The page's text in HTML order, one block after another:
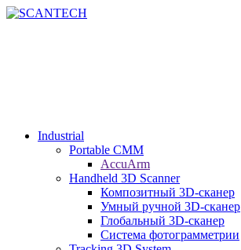
Industrial
Portable CMM
AccuArm
Handheld 3D Scanner
Композитный 3D-сканер
Умный ручной 3D-сканер
Глобальный 3D-сканер
Система фотограмметрии